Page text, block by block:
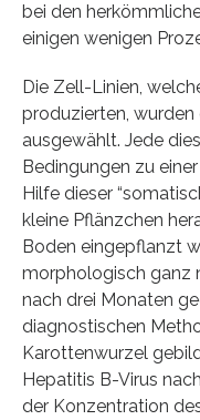
bei den
einigen wenigen
Die Zell-Linien,
produzierten,
ausgewählt. Jede
Bedingungen zu
Hilfe dieser
kleine Pflänzchen
Boden eingepflanzt
morphologisch ganz
nach drei Monaten
diagnostischen
Karottenwurzel
Hepatitis B-Virus
der Konzentration